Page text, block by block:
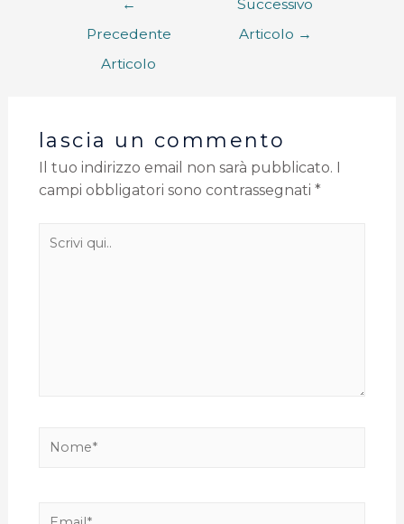
←
Precedente
Articolo
Successivo
Articolo →
lascia un commento
Il tuo indirizzo email non sarà pubblicato.
campi obbligatori sono contrassegnati *